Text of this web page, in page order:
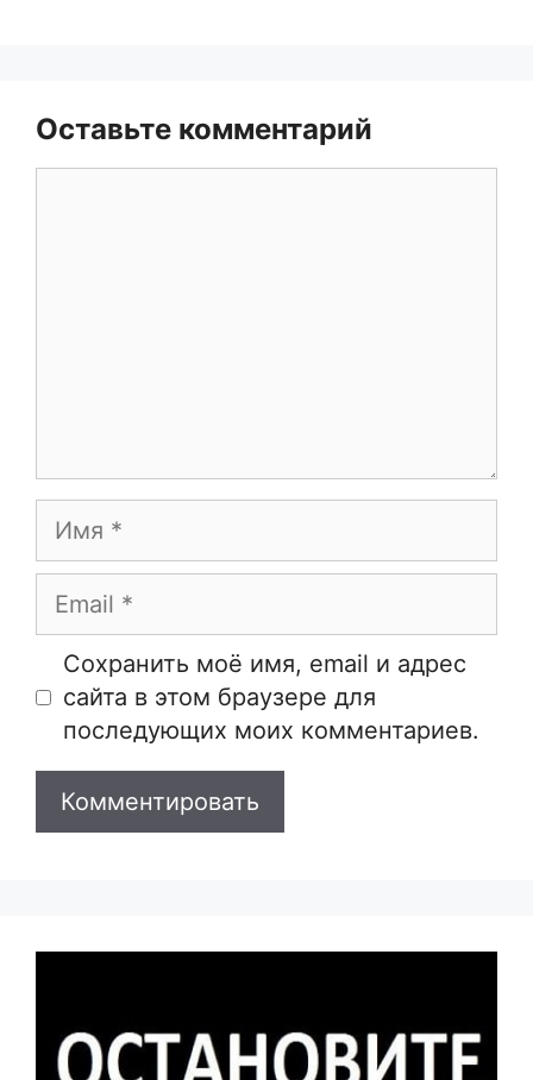
Оставьте комментарий
Имя
Email
Сайт
Сохранить моё имя, email и адрес
сайта в этом браузере для
последующих моих комментариев.